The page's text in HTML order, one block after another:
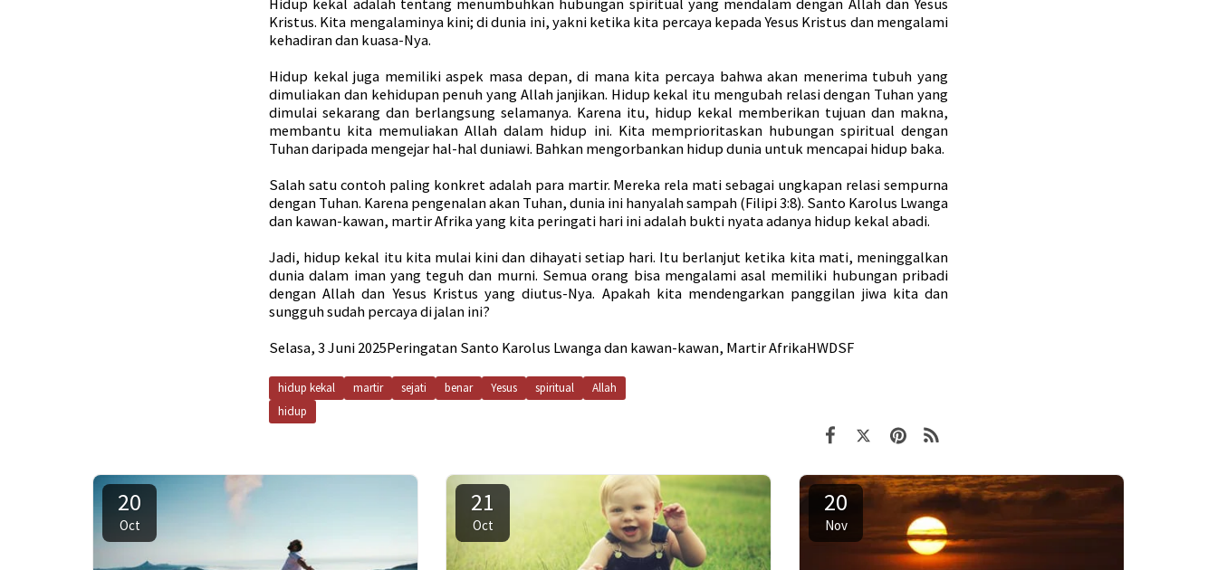
Hidup kekal adalah tentang menumbuhkan hubungan spiritual yang mendalam dengan Allah dan Yesus
Kristus. Kita mengalaminya kini; di dunia ini, yakni ketika kita percaya kepada Yesus Kristus dan mengalami
kehadiran dan kuasa-Nya.
Hidup kekal juga memiliki aspek masa depan, di mana kita percaya bahwa akan menerima tubuh yang
dimuliakan dan kehidupan penuh yang Allah janjikan. Hidup kekal itu mengubah relasi dengan Tuhan yang
dimulai sekarang dan berlangsung selamanya. Karena itu, hidup kekal memberikan tujuan dan makna,
membantu kita memuliakan Allah dalam hidup ini. Kita memprioritaskan hubungan spiritual dengan
Tuhan daripada mengejar hal-hal duniawi. Bahkan mengorbankan hidup dunia untuk mencapai hidup baka.
Salah satu contoh paling konkret adalah para martir. Mereka rela mati sebagai ungkapan relasi sempurna
dengan Tuhan. Karena pengenalan akan Tuhan, dunia ini hanyalah sampah (Filipi 3:8). Santo Karolus Lwanga
dan kawan-kawan, martir Afrika yang kita peringati hari ini adalah bukti nyata adanya hidup kekal abadi.
Jadi, hidup kekal itu kita mulai kini dan dihayati setiap hari. Itu berlanjut ketika kita mati, meninggalkan
dunia dalam iman yang teguh dan murni. Semua orang bisa mengalami asal memiliki hubungan pribadi
dengan Allah dan Yesus Kristus yang diutus-Nya. Apakah kita mendengarkan panggilan jiwa kita dan
sungguh sudah percaya di jalan ini?
Selasa, 3 Juni 2025Peringatan Santo Karolus Lwanga dan kawan-kawan, Martir AfrikaHWDSF
hidup kekal martir sejati benar Yesus spiritual
Allah
hidup
20
Oct
21
Oct
20
Nov